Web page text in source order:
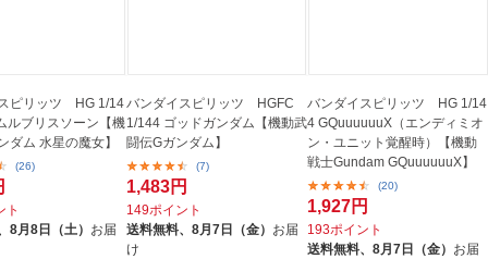
ピリッツ HG 1/14
ルブリスソーン【機
ダム 水星の魔女】
(26)
ト
8月8日（土） お届
バンダイスピリッツ HGFC
1/144 ゴッドガンダム【機動武
闘伝Gガンダム】
(7)
1,483円
149ポイント
送料無料、 8月7日（金） お届
け
バンダイスピリッツ HG 1/14
4 GQuuuuuuX（エンディミオ
ン・ユニット覚醒時）【機動
戦士Gundam GQuuuuuuX】
(20)
1,927円
193ポイント
送料無料、8月7日（金） お届